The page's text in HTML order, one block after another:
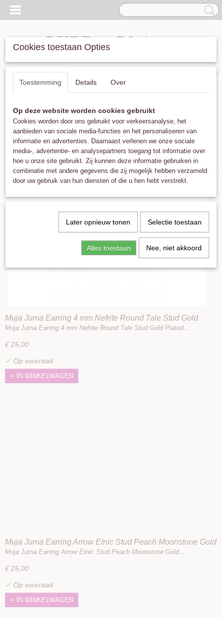
Inloggen Registreren
UW WINKELWAGEN
(0)
Home >Oorbellen> Muja Juma
Sorteer op:
Muja Juma Earring 4 mm Nefrite Round Tale Stud Gold
Plated
Muja Juma Earring 4 mm Nefrite Round Tale Stud Gold Plated…
€ 25,00
✓ Op voorraad
IN WINKELWAGEN
Muja Juma Earring Arrow Etnic Stud Peach Moonstone Gold
Plated
Muja Juma Earring Arrow Etnic Stud Peach Moonstone Gold…
€ 25,00
✓ Op voorraad
IN WINKELWAGEN
Cookies toestaan Opties
Toestemming Details Over
Op deze website worden cookies gebruikt
Cookies worden door ons gebruikt voor verkeersanalyse, het
aanbieden van sociale media-functies en het personaliseren van
informatie en advertenties. Daarnaast verlenen we onze sociale
media-, advertentie- en analysepartners toegang tot informatie over
hoe u onze site gebruikt. Zij kunnen deze informatie gebruiken in
combinatie met andere gegevens die zij mogelijk hebben verzameld
door uw gebruik van hun diensten of die u hen hebt verstrekt.
Later opnieuw tonen Selectie toestaan
Alles toestaan Nee, niet akkoord